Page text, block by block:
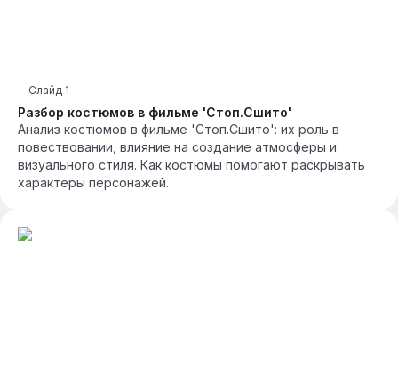
Разбор костюмов в фильме 'Стоп.Сшито'
Слайд 1
Анализ костюмов в фильме 'Стоп.Сшито': их роль в
повествовании, влияние на создание атмосферы и
визуального стиля. Как костюмы помогают раскрывать
характеры персонажей.